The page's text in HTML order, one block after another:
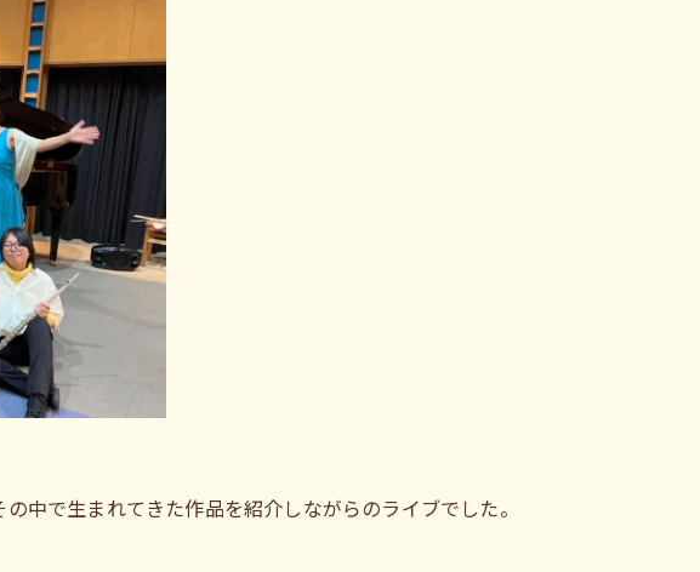
中で生まれてきた作品を紹介しながらのライブでした。